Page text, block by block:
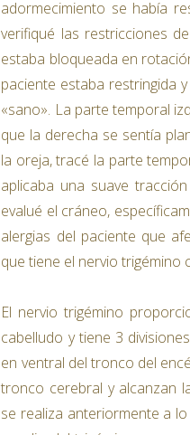
adormecimiento se había
verifiqué las restricciones
estaba bloqueada en
paciente estaba restringida
«sano». La parte temporal
que la derecha se sentía
la oreja, tracé la parte
aplicaba una suave
evalué el cráneo,
alergias del paciente que
que tiene el nervio trigémino
El nervio trigémino
cabelludo y tiene 3
en ventral del tronco del
tronco cerebral y alcanzan
se realiza anteriormente a